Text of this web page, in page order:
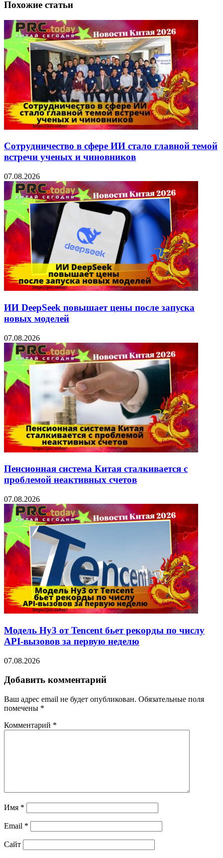
Похожие статьи
Сотрудничество в сфере ИИ стало главной темой
встречи ученых и чиновников
07.08.2026
ИИ DeepSeek повышает цены после запуска
новых моделей
07.08.2026
Пенсионная система Китая сталкивается с
проблемой неактивных счетов
07.08.2026
Модель Hy3 от Tencent бьет рекорды по числу
API-вызовов за первую неделю
07.08.2026
Добавить комментарий
Ваш адрес email не будет опубликован. Обязательные поля
помечены *
Комментарий *
Имя *
Email *
Сайт